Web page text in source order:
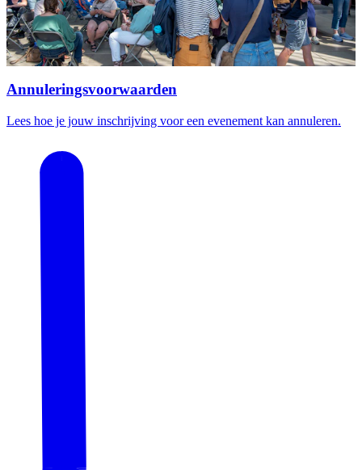
Annuleringsvoorwaarden
Lees hoe je jouw inschrijving voor een evenement kan annuleren.